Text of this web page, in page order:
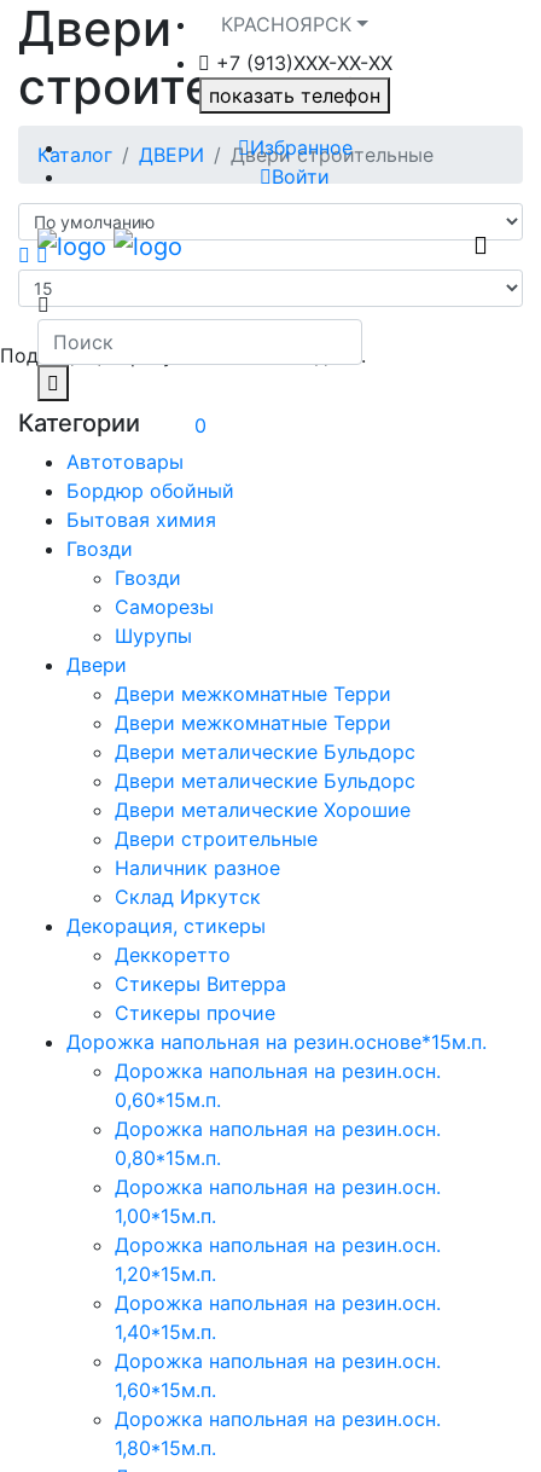
КРАСНОЯРСК
+7 (913)ХXX-ХХ-XX
показать телефон
Избранное
Войти
0
Двери
строительные
Каталог ДВЕРИ Двери строительные
Подходящих результатов не найдено.
Категории
Автотовары
Бордюр обойный
Бытовая химия
Гвозди
Гвозди
Саморезы
Шурупы
Двери
Двери межкомнатные Терри
Двери межкомнатные Терри
Двери металические Бульдорс
Двери металические Бульдорс
Двери металические Хорошие
Двери строительные
Наличник разное
Склад Иркутск
Декорация, стикеры
Деккоретто
Стикеры Витерра
Стикеры прочие
Дорожка напольная на резин.основе*15м.п.
Дорожка напольная на резин.осн.
0,60*15м.п.
Дорожка напольная на резин.осн.
0,80*15м.п.
Дорожка напольная на резин.осн.
1,00*15м.п.
Дорожка напольная на резин.осн.
1,20*15м.п.
Дорожка напольная на резин.осн.
1,40*15м.п.
Дорожка напольная на резин.осн.
1,60*15м.п.
Дорожка напольная на резин.осн.
1,80*15м.п.